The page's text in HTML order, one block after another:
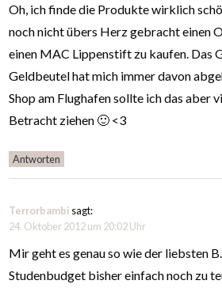
Oh, ich finde die Produkte wirklich
noch nicht übers Herz gebracht einen
einen MAC Lippenstift zu kaufen. Das
Geldbeutel hat mich immer davon
Shop am Flughafen sollte ich das aber
Betracht ziehen 🙂 <3
Antworten
Terrorbambi sagt:
24. Oktober 2012 um 20:02 Uhr
Mir geht es genau so wie der liebsten
Studenbudget bisher einfach noch zu